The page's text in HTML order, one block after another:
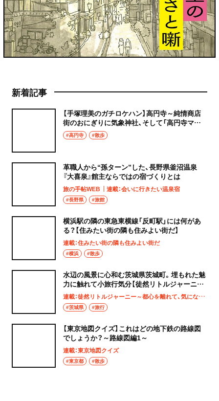
新着記事
【手塚理美のガチロケハン】高円寺～純情商店
街のおにぎりに気象神社、そして「高円寺マシ
タ」へ！
#高円寺 #散歩
革職人から“孫ターン”した、長野県釜沼温泉
『大喜泉』館主ならではの宿づくりとは
旅の手帖WEB 連載：会いに行きたい温泉宿
#長野県 #旅館
横浜駅の隣の東急東横線「反町駅」には何があ
る？【住みたい街の隣も住みよい街だ】
連載：住みたい街の隣も住みよい街だ
#横浜 #散歩
水辺の風景に心和む茨城県茨城町。埋もれた魅
力に触れて小旅行気分【徒然リトルジャーニ
ー】
連載：徒然リトルジャーニー～都心を離れて、気になる土地へ
#茨城県 #旅行
【東京地図クイズ】これはどの地下鉄の路線図
でしょうか？～路線図編1～
連載：東京地図クイズ
#東京都 #散歩